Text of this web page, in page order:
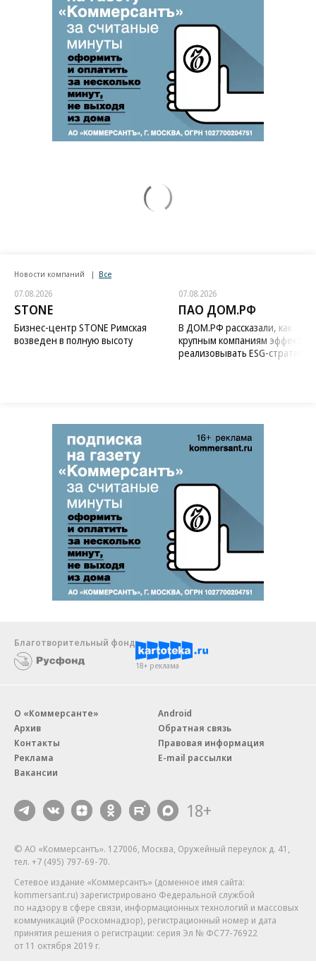
Новости компаний Все
07.08.2026
STONE
Бизнес-центр STONE Римская
возведен в полную высоту
07.08.2026
ПАО ДОМ.РФ
В ДОМ.РФ рассказали, как
крупным компаниям
реализовывать ESG-стратегию
Благотворительный фонд
18+ реклама
О «Коммерсанте»
Архив
Контакты
Реклама
Вакансии
Android
Обратная связь
Правовая информация
E-mail рассылки
18+
© АО «Коммерсантъ». 127006, Москва, Оружейный переулок д. 41,
тел. +7 (495) 797-69-70.
Сетевое издание «Коммерсантъ» (доменное имя сайта:
kommersant.ru) зарегистрировано Федеральной службой
по надзору в сфере связи, информационных технологий и массовых
коммуникаций (Роскомнадзор), регистрационный номер и дата
принятия решения о регистрации: серия Эл № ФС77-76922
от 11 октября 2019 г.